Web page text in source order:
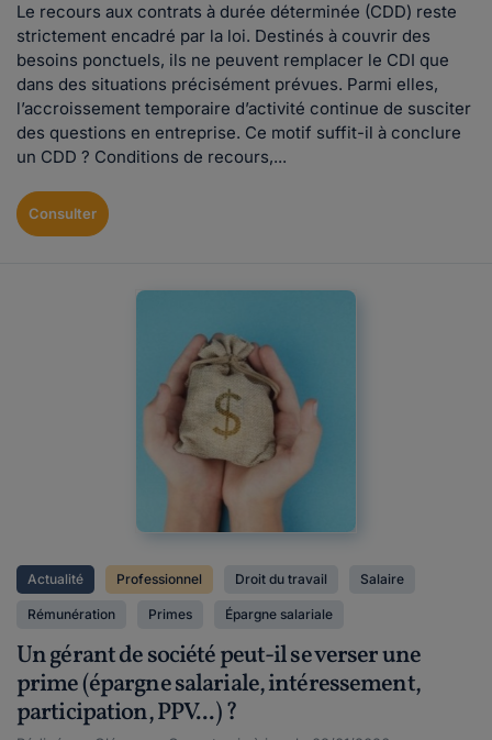
Le recours aux contrats à durée déterminée (CDD) reste
strictement encadré par la loi. Destinés à couvrir des
besoins ponctuels, ils ne peuvent remplacer le CDI que
dans des situations précisément prévues. Parmi elles,
l’accroissement temporaire d’activité continue de susciter
des questions en entreprise. Ce motif suffit-il à conclure
un CDD ? Conditions de recours,...
Consulter
Actualité Professionnel Droit du travail Salaire
Rémunération Primes Épargne salariale
Un gérant de société peut-il se verser une
prime (épargne salariale, intéressement,
participation, PPV...) ?